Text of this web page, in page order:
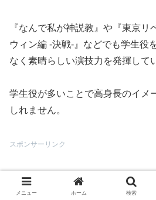
『なんで私が神説教』や『東京リ
ウィン編 -決戦-』などでも学生役
なく素晴らしい演技力を発揮して
学生役が多いことで高身長のイメ
しれません。
スポンサーリンク
メニュー ホーム 検索